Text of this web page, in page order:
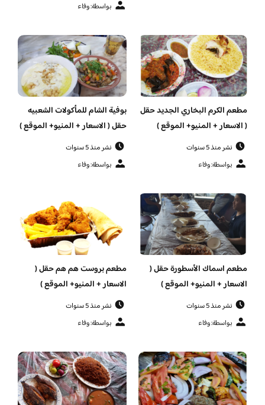
بواسطة: وفاء
مطعم الكرم البخاري الجديد حقل
( الاسعار + المنيو+ الموقع )
نشر منذ 5 سنوات
بواسطة: وفاء
بوفية الشام للمأكولات الشعبيه
حقل ( الاسعار + المنيو+ الموقع )
نشر منذ 5 سنوات
بواسطة: وفاء
مطعم اسماك الأسطورة حقل (
الاسعار + المنيو+ الموقع )
نشر منذ 5 سنوات
بواسطة: وفاء
مطعم بروست هم هم حقل (
الاسعار + المنيو+ الموقع )
نشر منذ 5 سنوات
بواسطة: وفاء